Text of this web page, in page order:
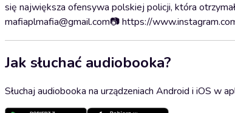
się największa ofensywa polskiej policji, która
mafiaplmafia@gmail.com📷 https://
Jak słuchać audiobooka?
Słuchaj audiobooka na urządzeniach Android i iOS w